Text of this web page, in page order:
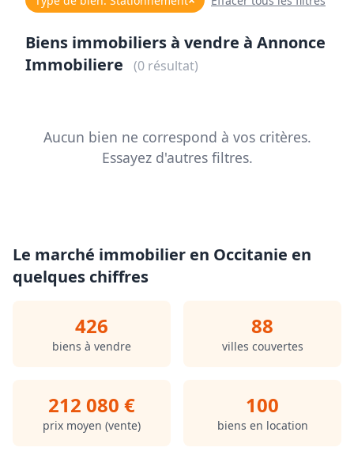
Biens immobiliers à vendre à Annonce
Immobiliere
(0 résultat)
Aucun bien ne correspond à vos critères.
Essayez d'autres filtres.
Le marché immobilier en Occitanie en
quelques chiffres
426
biens à vendre
88
villes couvertes
212 080 €
prix moyen (vente)
100
biens en location